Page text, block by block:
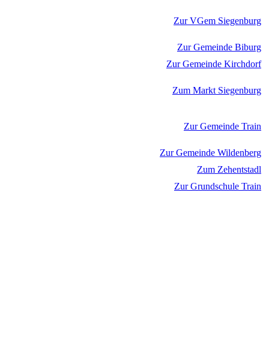
Zur VGem Siegenburg
Zur Gemeinde Biburg
Zur Gemeinde Kirchdorf
Zum Markt Siegenburg
Zur Gemeinde Train
Zur Gemeinde Wildenberg
Zum Zehentstadl
Zur Grundschule Train